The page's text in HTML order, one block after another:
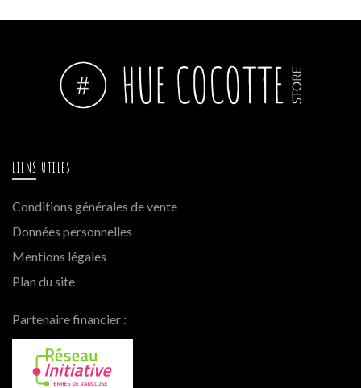
LIENS UTILES
Conditions générales de vente
Données personnelles
Mentions légales
Plan du site
Partenaire financier :